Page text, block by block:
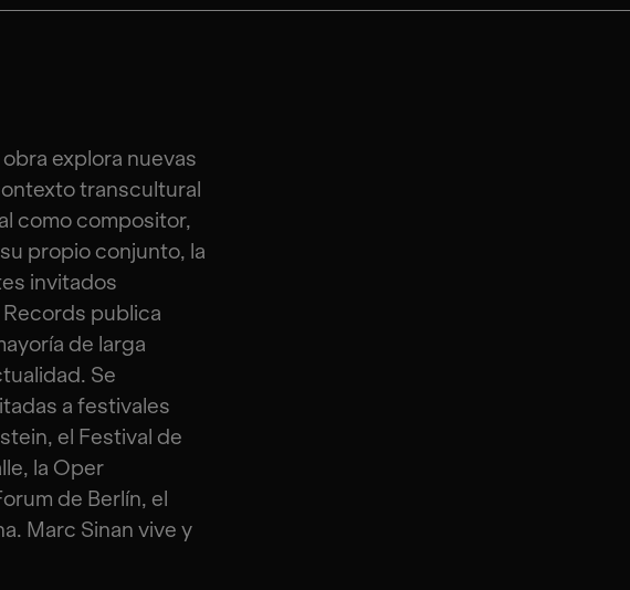
explora nuevas
transcultural
como compositor,
propio conjunto, la
invitados
publica
de larga
Se
a festivales
el Festival de
la Oper
de Berlín, el
Marc Sinan vive y